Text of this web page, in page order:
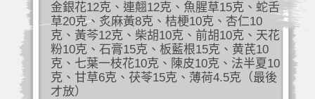
金銀花12克、連翹12克、魚腥草15克、蛇舌
草20克、炙麻黃8克、桔梗10克、杏仁10
克、黃芩12克、柴胡10克、前胡10克、天花
粉10克、石膏15克、板藍根15克、黄芪10
克、七葉一枝花10克、陳皮10克、法半夏10
克、甘草6克、茯苓15克、薄荷4.5克（最後
才放）